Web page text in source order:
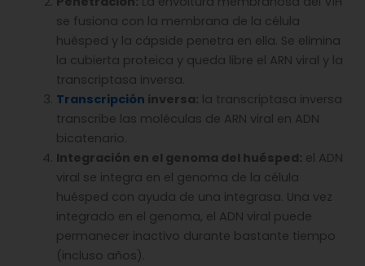
se fusiona con la membrana de la célula
huésped y la cápside penetra en ella. Se elimina
la cubierta proteica y queda libre el ARN viral y la
transcriptasa inversa.
Transcripción inversa: la transcriptasa inversa
transcribe las moléculas de ARN viral en ADN
bicatenario.
Integración en el genoma del huésped: el ADN
viral se integra en el genoma de la célula
huésped con ayuda de una integrasa. Una vez
integrado en el genoma, el ADN viral puede
permanecer inactivo durante bastante tiempo
(incluso años).